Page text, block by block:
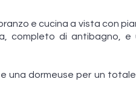
e cucina a vista con
completo di antibagno, e
una dormeuse per un